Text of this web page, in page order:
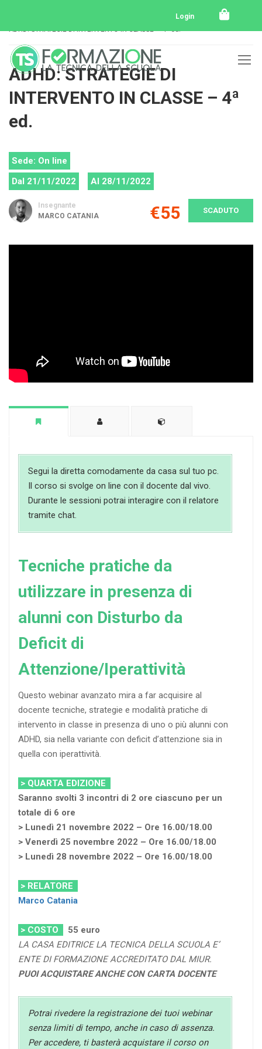
Login
ADHD: STRATEGIE DI INTERVENTO IN CLASSE – 4ª ed.
ADHD: STRATEGIE DI
INTERVENTO IN CLASSE – 4ª
ed.
Sede: On line
Dal 21/11/2022
Al 28/11/2022
Insegnante
MARCO CATANIA
€55 SCADUTO
Segui la diretta comodamente da casa sul tuo pc.
Il corso si svolge on line con il docente dal vivo.
Durante le sessioni potrai interagire con il relatore
tramite chat.
Tecniche pratiche da
utilizzare in presenza di
alunni con Disturbo da
Deficit di
Attenzione/Iperattività
Questo webinar avanzato mira a far acquisire al
docente tecniche, strategie e modalità pratiche di
intervento in classe in presenza di uno o più alunni con
ADHD, sia nella variante con deficit d’attenzione sia in
quella con iperattività.
> QUARTA EDIZIONE
Saranno svolti 3 incontri di 2 ore ciascuno per un
totale di 6 ore
> Lunedì 21 novembre 2022 – Ore 16.00/18.00
> Venerdì 25 novembre 2022 – Ore 16.00/18.00
> Lunedì 28 novembre 2022 – Ore 16.00/18.00
> RELATORE
Marco Catania
> COSTO
55 euro
LA CASA EDITRICE LA TECNICA DELLA SCUOLA E’
ENTE DI FORMAZIONE ACCREDITATO DAL MIUR.
PUOI ACQUISTARE ANCHE CON CARTA DOCENTE
Potrai rivedere la registrazione dei tuoi webinar
senza limiti di tempo, anche in caso di assenza.
Per accedere, ti basterà acquistare il corso on